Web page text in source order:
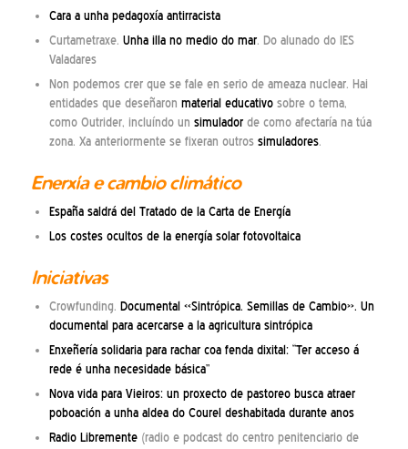
Cara a unha pedagoxía antirracista
Curtametraxe. Unha illa no medio do mar. Do alunado do IES
Valadares
Non podemos crer que se fale en serio de ameaza nuclear. Hai
entidades que deseñaron material educativosobre o tema,
como Outrider, incluíndo un simuladorde como afectaría na túa
zona. Xa anteriormente se fixeran outros simuladores.
Enerxía e cambio climático
España saldrá del Tratado de la Carta de Energía
Los costes ocultos de la energía solar fotovoltaica
Iniciativas
Crowfunding. Documental «Sintrópica. Semillas de Cambio». Un
documental para acercarse a la agricultura sintrópica
Enxeñería solidaria para rachar coa fenda dixital: “Ter acceso á
rede é unha necesidade básica”
Nova vida para Vieiros: un proxecto de pastoreo busca atraer
poboación a unha aldea do Courel deshabitada durante anos
Radio Libremente(radio e podcast do centro penitenciario de